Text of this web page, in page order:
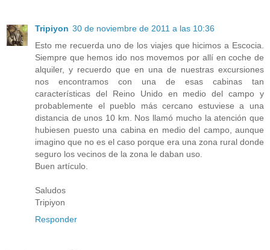
Tripiyon 30 de noviembre de 2011 a las 10:36
Esto me recuerda uno de los viajes que hicimos a Escocia.
Siempre que hemos ido nos movemos por allí en coche de
alquiler, y recuerdo que en una de nuestras excursiones
nos encontramos con una de esas cabinas tan
características del Reino Unido en medio del campo y
probablemente el pueblo más cercano estuviese a una
distancia de unos 10 km. Nos llamó mucho la atención que
hubiesen puesto una cabina en medio del campo, aunque
imagino que no es el caso porque era una zona rural donde
seguro los vecinos de la zona le daban uso.
Buen artículo.
Saludos
Tripiyon
Responder